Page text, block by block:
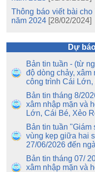
Thông báo viết bài
năm 2024 [28/02/2024]
Dự
Bản tin tuần - (từ
độ dòng chảy, xâm
công trình Cái
Bản tin tháng 8/
xâm nhập mặn và
Lớn, Cái Bé, Xẻo
Bản tin tuần
vùng kẹp giữa hai
27/06/2026 đến
Bản tin tháng 07/
xâm nhập mặn và